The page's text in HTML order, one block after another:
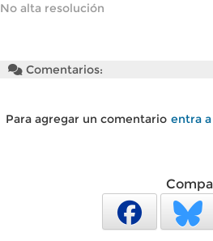
No alta resolución
Comentarios:
Para agregar un comentario entra